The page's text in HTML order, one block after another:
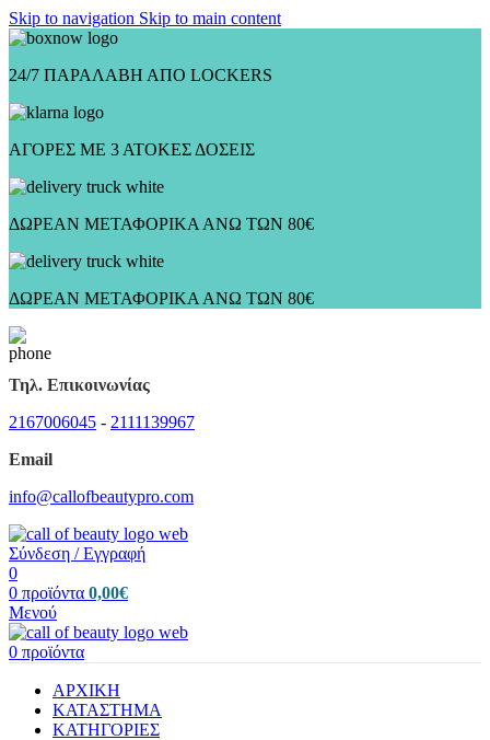
Skip to navigation Skip to main content
24/7 ΠΑΡΑΛΑΒΗ ΑΠΟ LOCKERS
ΑΓΟΡΕΣ ΜΕ 3 ΑΤΟΚΕΣ ΔΟΣΕΙΣ
ΔΩΡΕΑΝ ΜΕΤΑΦΟΡΙΚΑ ΑΝΩ ΤΩΝ 80€
ΔΩΡΕΑΝ ΜΕΤΑΦΟΡΙΚΑ ΑΝΩ ΤΩΝ 80€
Τηλ. Επικοινωνίας
2167006045 - 2111139967
Email
info@callofbeautypro.com
Σύνδεση / Εγγραφή
0
0 προϊόντα 0,00€
Μενού
0 προϊόντα
ΑΡΧΙΚΗ
ΚΑΤΑΣΤΗΜΑ
ΚΑΤΗΓΟΡΙΕΣ